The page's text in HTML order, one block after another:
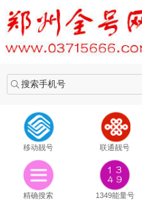
搜索手机号
移动靓号 联通靓号
精确搜索 1349能量号
2020​移动最新套餐资费...
2020​联通最新套餐资费...